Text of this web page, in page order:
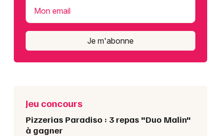
Mon email
Je m'abonne
Jeu concours
Pizzerias Paradiso : 3 repas "Duo Malin"
à gagner